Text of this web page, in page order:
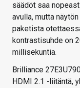
säädöt saa
avulla, mutta
paketista
kontrastisuhde on
millisekuntia.
Brilliance
HDMI 2.1 -liitäntä,